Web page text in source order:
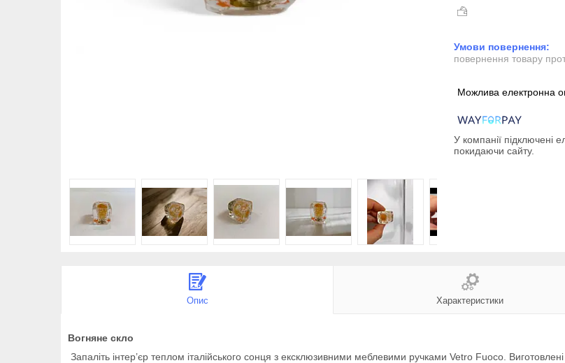
повернення товару
У компанії підключені
покидаючи сайту.
Опис Характеристики
Вогняне скло
Запаліть інтер’єр теплом італійського сонця з ексклюзивними меблевими ручками Vetro Fuoco.